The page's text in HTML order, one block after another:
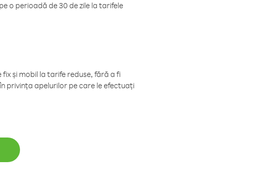
o perioadă de 30 de zile la tarifele
și mobil la tarife reduse, fără a fi
privința apelurilor pe care le efectuați